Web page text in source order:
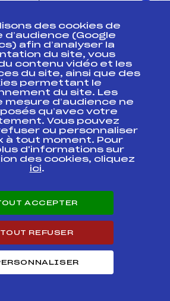
Kassbohrer
Champ. de France
Minimes Ecureuils
d'Or Trophée
Caisse d'Epargne –
Kassbohrer
FFS
Critérium Régional
Minime Trophée
Banque Populaire
des Alpes étape 3
FFS
Critérium Régional
Minime Trophée
POPULAIRE DES
HOMMES – étape 2
FFS
Manche-Sprint :
des cookies de
d’audience (Google
afin d’analyser la
du site, vous
contenu vidéo et les
du site, ainsi que des
permettant le
du site. Les
mesure d’audience ne
qu’avec votre
Vous pouvez
ou personnaliser
à tout moment. Pour
d'informations sur
des cookies, cliquez
ici.
ACCEPTER
TOUT REFUSER